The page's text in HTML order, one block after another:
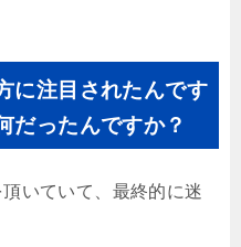
に注目されたんです
だったんですか？
いていて、最終的に迷